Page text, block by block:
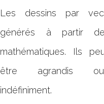
Les dessins par
générés à partir
mathématiques. Ils
être agrandis
indéfiniment.